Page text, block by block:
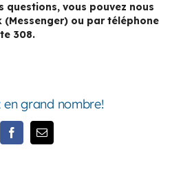
questions, vous pouvez nous
(Messenger) ou par téléphone
308.
en grand nombre!
FacebookEmail